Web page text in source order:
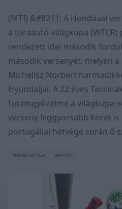
(MTI) &#8211; A Hondával
a túraautó-világkupa
rendezett idei második
második versenyét, melyen a
Michelisz Norbert
Hyundaijal. A 22 éves
futamgyőzelme a világkupa-
verseny leggyorsabb körét
portugáliai hétvége során ő
#TASSI ATTILA #WTCR